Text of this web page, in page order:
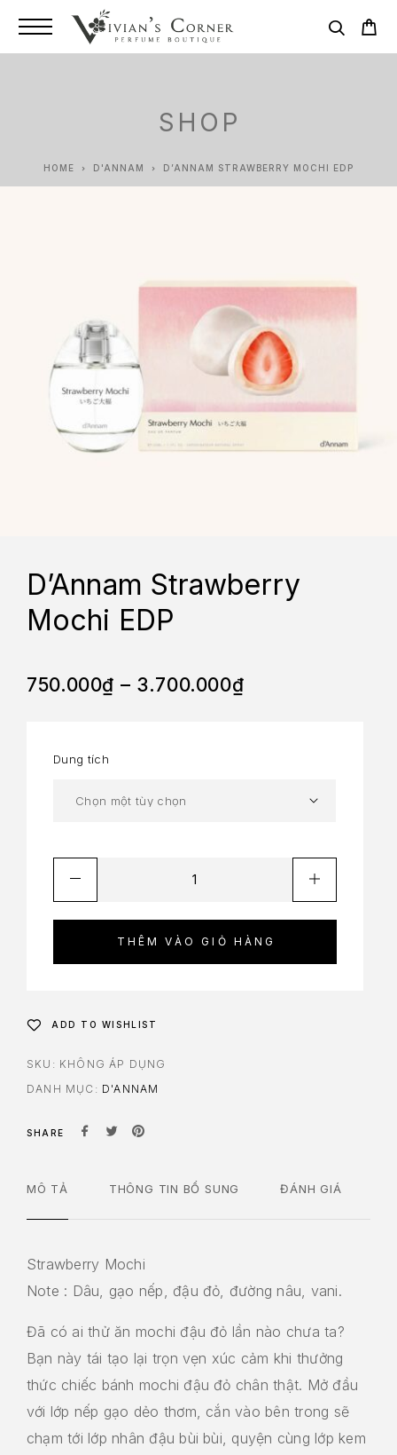
SHOP
HOME D'ANNAM D’ANNAM STRAWBERRY MOCHI EDP
D’Annam Strawberry
Mochi EDP
750.000₫ – 3.700.000₫
Dung tích
THÊM VÀO GIỎ HÀNG
ADD TO WISHLIST
SKU: KHÔNG ÁP DỤNG
DANH MỤC: D'ANNAM
SHARE
MÔ TẢ THÔNG TIN BỔ SUNG ĐÁNH GIÁ
Strawberry Mochi
Note : Dâu, gạo nếp, đậu đỏ, đường nâu, vani.
Đã có ai thử ăn mochi đậu đỏ lần nào chưa ta?
Bạn này tái tạo lại trọn vẹn xúc cảm khi thưởng
thức chiếc bánh mochi đậu đỏ chân thật. Mở đầu
với lớp nếp gạo dẻo thơm, cắn vào bên trong sẽ
chạm tới lớp nhân đậu bùi bùi, quyện cùng lớp kem